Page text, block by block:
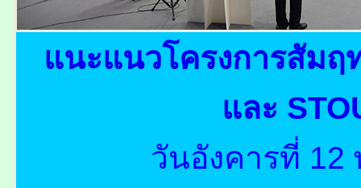
แนะแนวโครงการสัม
และ
วันอังคารที่ 12